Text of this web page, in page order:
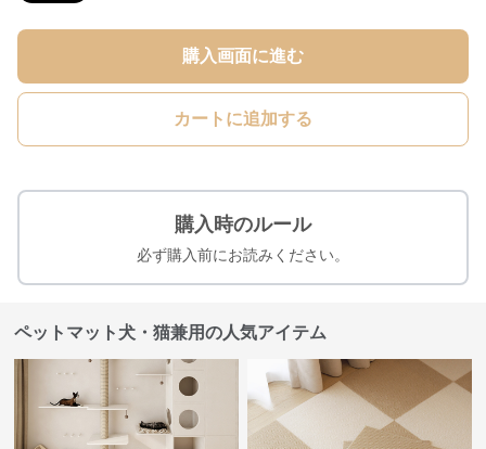
購入画面に進む
カートに追加する
購入時のルール
必ず購入前にお読みください。
ペットマット犬・猫兼用の人気アイテム